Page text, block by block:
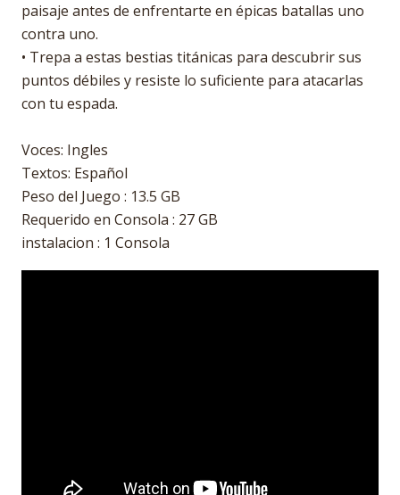
paisaje antes de enfrentarte en épicas batallas uno
contra uno.
• Trepa a estas bestias titánicas para descubrir sus
puntos débiles y resiste lo suficiente para atacarlas
con tu espada.
Voces: Ingles
Textos: Español
Peso del Juego : 13.5 GB
Requerido en Consola : 27 GB
instalacion : 1 Consola